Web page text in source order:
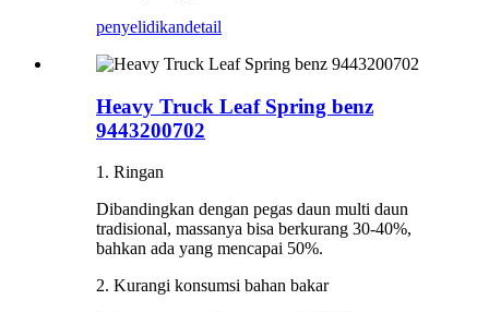
penyelidikandetail
Heavy Truck Leaf Spring benz
9443200702
1. Ringan
Dibandingkan dengan pegas daun multi daun
tradisional, massanya bisa berkurang 30-40%,
bahkan ada yang mencapai 50%.
2. Kurangi konsumsi bahan bakar